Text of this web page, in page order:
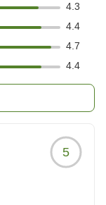
4.3
4.4
4.7
4.4
5